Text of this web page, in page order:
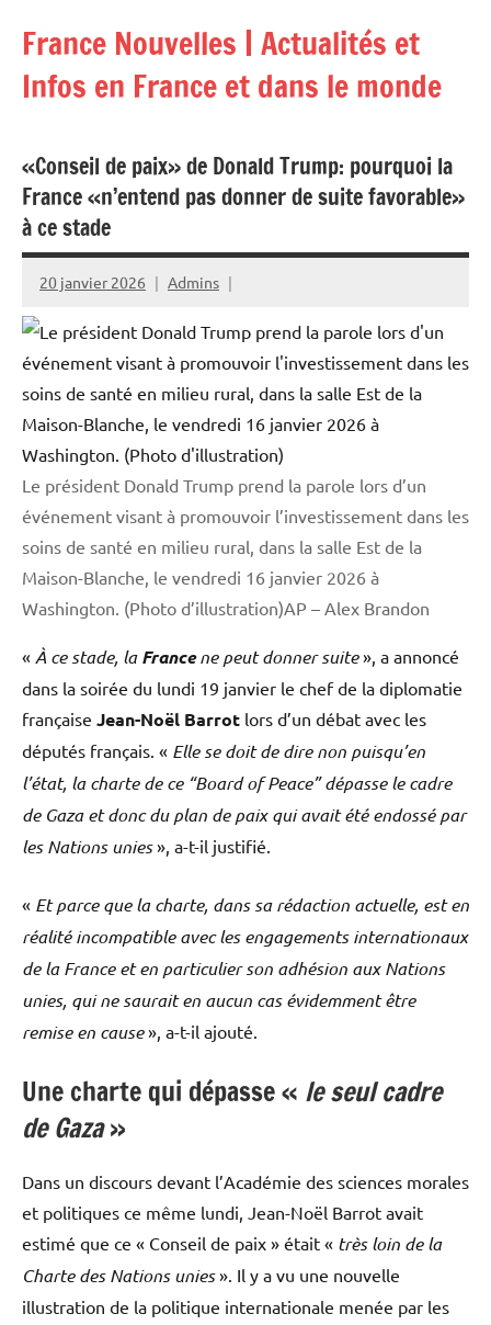
contenu
France Nouvelles | Actualités et
Infos en France et dans le monde
«Conseil de paix» de Donald Trump: pourquoi la
France «n’entend pas donner de suite favorable»
à ce stade
20 janvier 2026 Admins
Le président Donald Trump prend la parole lors d’un
événement visant à promouvoir l’investissement dans les
soins de santé en milieu rural, dans la salle Est de la
Maison-Blanche, le vendredi 16 janvier 2026 à
Washington. (Photo d’illustration)AP – Alex Brandon
« À ce stade, laFrancene peut donner suite», a annoncé
dans la soirée du lundi 19 janvier le chef de la diplomatie
française Jean-Noël Barrot lors d’un débat avec les
députés français. « Elle se doit de dire non puisqu’en
l’état, la charte de ce “Board of Peace” dépasse le cadre
de Gaza et donc du plan de paix qui avait été endossé par
les Nations unies», a-t-il justifié.
« Et parce que la charte, dans sa rédaction actuelle, est en
réalité incompatible avec les engagements internationaux
de la France et en particulier son adhésion aux Nations
unies, qui ne saurait en aucun cas évidemment être
remise en cause», a-t-il ajouté.
Une charte qui dépasse « le seul cadre
de Gaza»
Dans un discours devant l’Académie des sciences morales
et politiques ce même lundi, Jean-Noël Barrot avait
estimé que ce « Conseil de paix » était « très loin de la
Charte des Nations unies». Il y a vu une nouvelle
illustration de la politique internationale menée par les